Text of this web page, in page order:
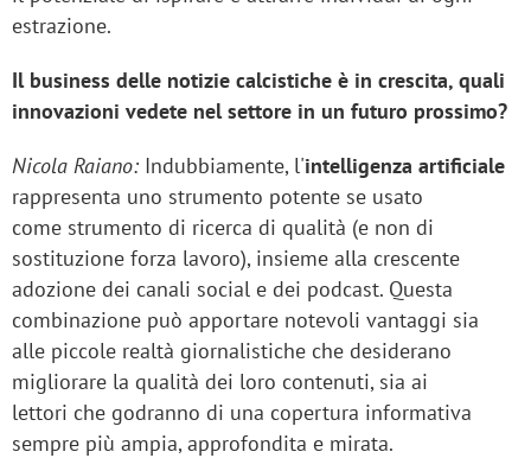
estrazione.
Il business delle notizie calcistiche è in crescita, quali
innovazioni vedete nel settore in un futuro prossimo?
Nicola Raiano: Indubbiamente, l'intelligenza artificiale
rappresenta uno strumento potente se usato
come strumento di ricerca di qualità (e non di
sostituzione forza lavoro), insieme alla crescente
adozione dei canali social e dei podcast. Questa
combinazione può apportare notevoli vantaggi sia
alle piccole realtà giornalistiche che desiderano
migliorare la qualità dei loro contenuti, sia ai
lettori che godranno di una copertura informativa
sempre più ampia, approfondita e mirata.